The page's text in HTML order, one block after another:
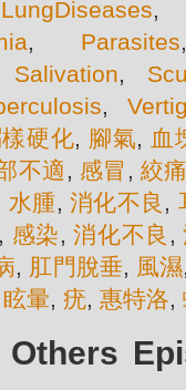
LungDiseases
, Parasites
Salivation,
,
硬化, 腳氣, 血
不適 , 感冒 , 絞
水腫, 消化不良 ,
, 感染,消化不良 ,
, 肛門脫垂, 風濕
眩暈, 疣, 惠特洛,